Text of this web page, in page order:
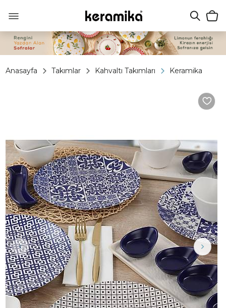
Anasayfa Takımlar Kahvaltı Takımları Keramika